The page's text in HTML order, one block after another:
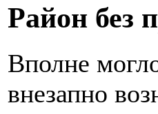
Район без
Вполне
внезапно